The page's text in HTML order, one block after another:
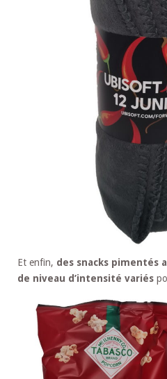
Et enfin, des snacks pimentés
de niveau d’intensité variés